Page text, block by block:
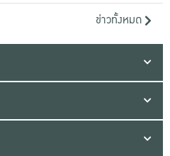
ข่าวทั้งหมด